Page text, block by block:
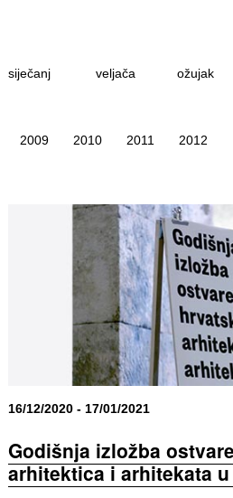
siječanj veljača ožujak
2009 2010 2011 2012
16/12/2020 - 17/01/2021
Godišnja izložba
arhitektica i arhitekata